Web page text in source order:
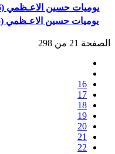
يوميات حسين الاعـظمي (1366)- مانشيت/ 4 المدرسة اللبنانية
يوميات حسين الاعـظمي (1365)- مانشيت/ 3 الطريقة الصافية
الصفحة 21 من 298
16
17
18
19
20
21
22